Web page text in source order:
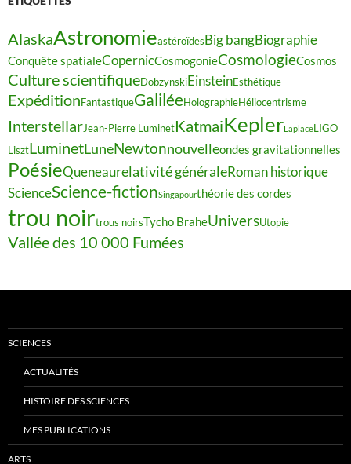
AlaskaAstronomieastéroïdesBig bangBiographie
Conquête spatialeCopernicCosmogonieCosmologieCosmos
Culture scientifiqueDobzynskiEinsteinEsthétique
ExpéditionFantastiqueGaliléeHolographieHéliocentrisme
InterstellarJean-Pierre LuminetKatmaiKeplerLaplaceLIGO
LisztLuminetLuneNewtonnouvelleondes gravitationnelles
PoésieQueneaurelativité généraleRoman historique
ScienceScience-fictionSingapourthéorie des cordes
trou noirtrous noirsTycho BraheUniversUtopie
Vallée des 10 000 Fumées
SCIENCES
ACTUALITÉS
HISTOIRE DES SCIENCES
MES PUBLICATIONS
ARTS